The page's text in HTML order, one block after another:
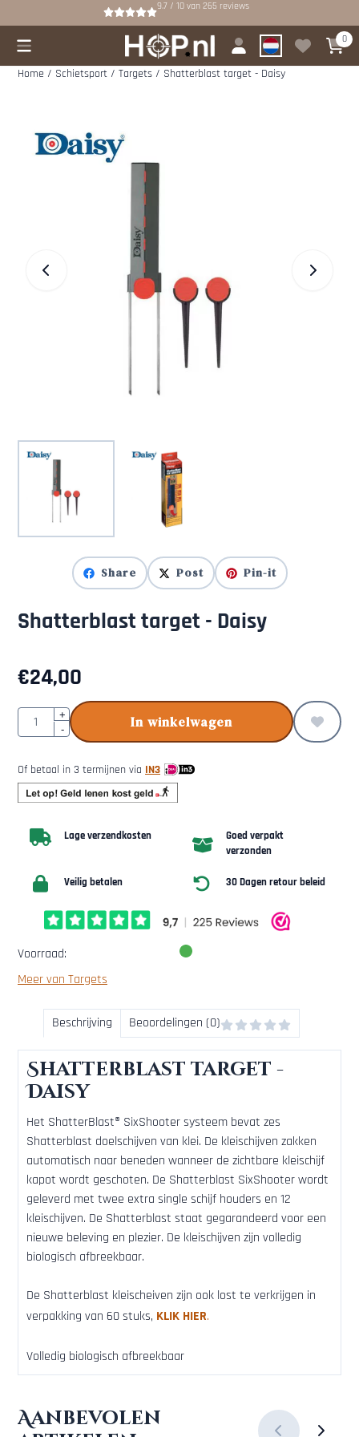
Cookievoorkeuren zijn beschikbaar. Kies instellingen of sta alle
9.7 / 10 van265 reviews
0
Home / Schietsport / Targets / Shatterblast target - Daisy
Share Post Pin-it
Shatterblast target - Daisy
€24,00
Aantal
+
-
In winkelwagen
Of betaal in 3 termijnen via IN3
Lage verzendkosten
Goed verpakt
verzonden
Veilig betalen 30 Dagen retour beleid
Voorraad:
Meer van Targets
Beschrijving Beoordelingen (0)
Shatterblast target -
Daisy
Het ShatterBlast® SixShooter systeem bevat zes
Shatterblast doelschijven van klei. De kleischijven zakken
automatisch naar beneden wanneer de zichtbare kleischijf
kapot wordt geschoten. De Shatterblast SixShooter wordt
geleverd met twee extra single schijf houders en 12
kleischijven. De Shatterblast staat gegarandeerd voor een
nieuwe beleving en plezier. De kleischijven zijn volledig
biologisch afbreekbaar.
De Shatterblast kleischeiven zijn ook lost te verkrijgen in
verpakking van 60 stuks, KLIK HIER.
Volledig biologisch afbreekbaar
Aanbevolen